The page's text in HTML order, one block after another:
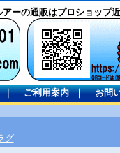
ーの通販はプロショップ
ご利用案内｜ お問
グ